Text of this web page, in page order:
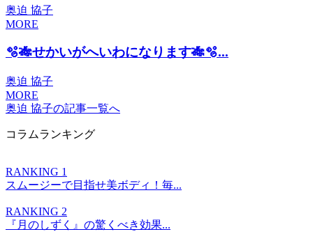
奥迫 協子
MORE
🫧🎋せかいがへいわになります🎋🫧...
奥迫 協子
MORE
奥迫 協子の記事一覧へ
コラムランキング
RANKING 1
スムージーで目指せ美ボディ！毎...
RANKING 2
『月のしずく』の驚くべき効果...